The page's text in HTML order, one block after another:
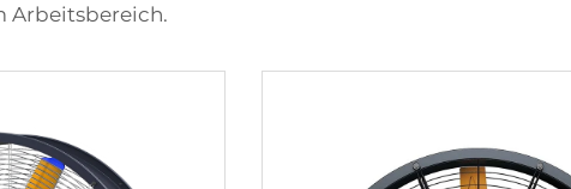
Arbeitsbereich.